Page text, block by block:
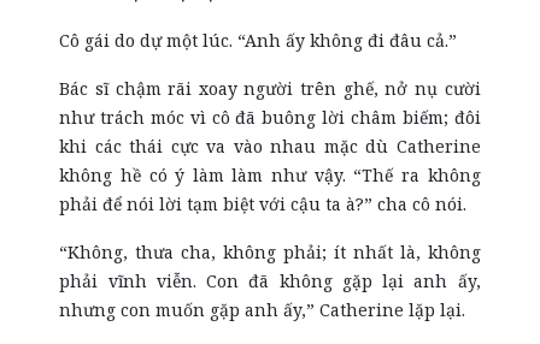
Cô gái do dự một lúc. “Anh ấy không đi đâu cả.”
Bác sĩ chậm rãi xoay người trên ghế, nở nụ cười
như trách móc vì cô đã buông lời châm biếm; đôi
khi các thái cực va vào nhau mặc dù Catherine
không hề có ý làm làm như vậy. “Thế ra không
phải để nói lời tạm biệt với cậu ta à?” cha cô nói.
“Không, thưa cha, không phải; ít nhất là, không
phải vĩnh viễn. Con đã không gặp lại anh ấy,
nhưng con muốn gặp anh ấy,” Catherine lặp lại.